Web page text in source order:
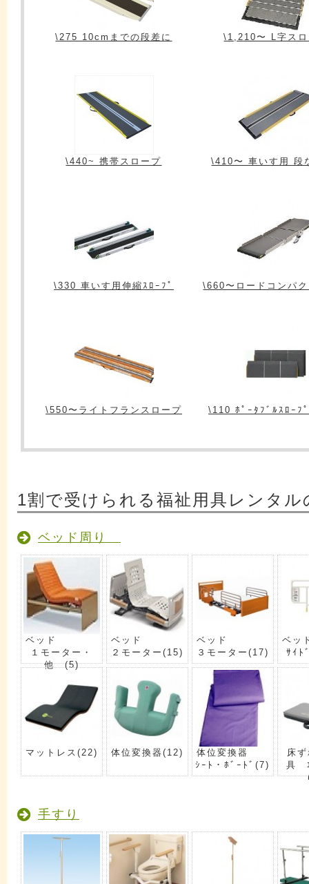
\275 10cmまでの段差に \1,210〜 L字ス
\440~ 携帯スロープ \410〜 車いす用 段
\330 車いす用伸縮ｽﾛｰﾌﾟ \660〜ロードコンパ
\550〜ライトフランスロープ \110 ﾎﾟｰﾀﾌﾞﾙｽﾛｰﾌ
1割で受けられる福祉用具レンタル
ベッド周り
ベッド
１モーター・
他(5)
ベッド
２モーター (15)
ベッド
３モーター (17)
ベッ
ｻｲﾄ
マットレス (22) 体位変換器 (12)
体位変換器
ｼｰﾄ・ﾎﾞｰﾄﾞ(7)
床
具
手すり